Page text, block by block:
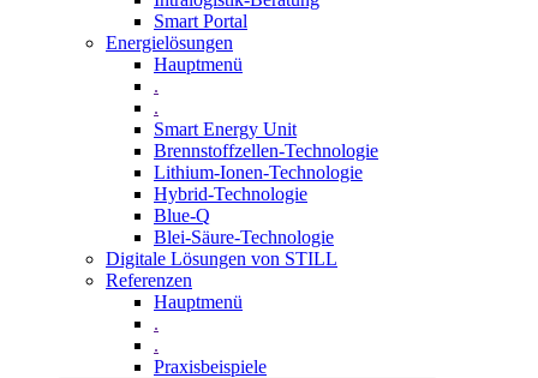
Smart Portal
Energielösungen
Hauptmenü
.
.
Smart Energy Unit
Brennstoffzellen-Technologie
Lithium-Ionen-Technologie
Hybrid-Technologie
Blue-Q
Blei-Säure-Technologie
Digitale Lösungen von STILL
Referenzen
Hauptmenü
.
.
Praxisbeispiele